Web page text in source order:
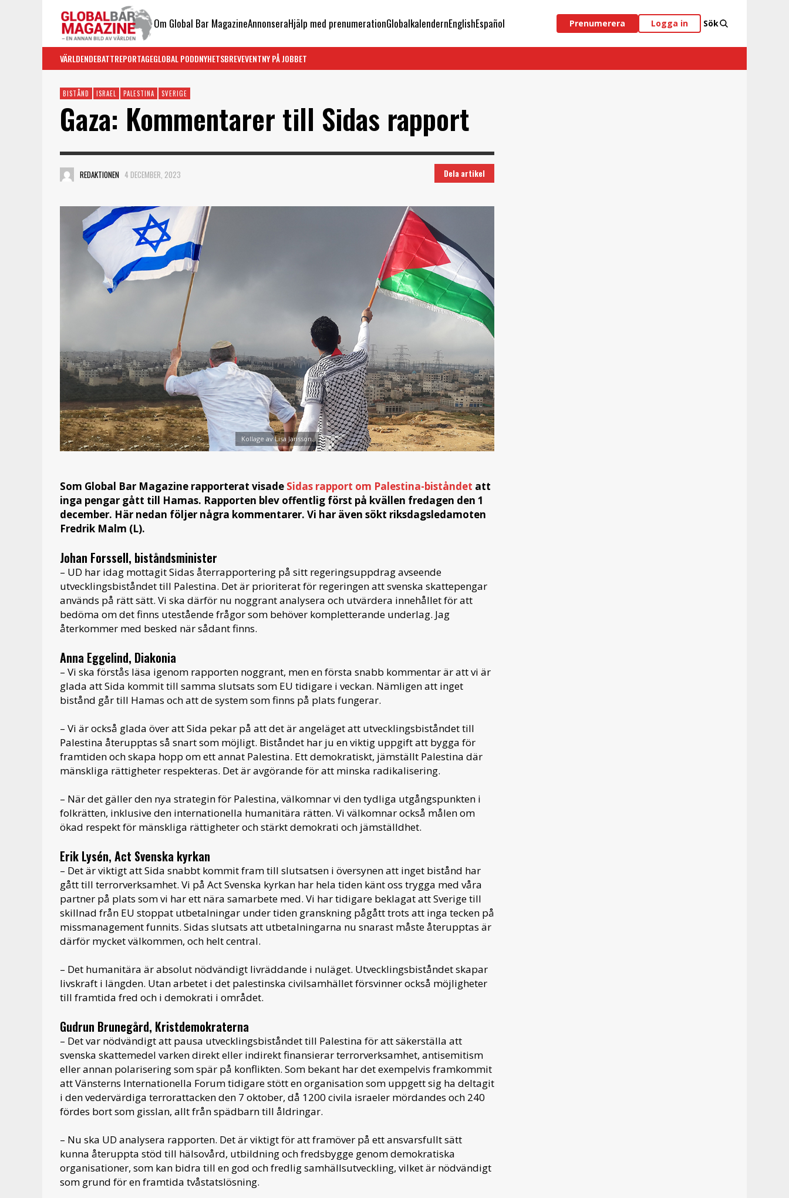
Om Global Bar MagazineAnnonseraHjälp med prenumerationGlobalkalendernEnglishEspañol Prenumerera Logga in Sök
VÄRLDENDEBATTREPORTAGEGLOBAL PODDNYHETSBREVEVENTNY PÅ JOBBET
BISTÅND ISRAEL PALESTINA SVERIGE
Gaza: Kommentarer till Sidas rapport
REDAKTIONEN 4 DECEMBER, 2023 Dela artikel
Kollage av Lisa Jansson.
Som Global Bar Magazine rapporterat visade Sidas rapport om Palestina-biståndet att
inga pengar gått till Hamas. Rapporten blev offentlig först på kvällen fredagen den 1
december. Här nedan följer några kommentarer. Vi har även sökt riksdagsledamoten
Fredrik Malm (L).
Johan Forssell, biståndsminister
– UD har idag mottagit Sidas återrapportering på sitt regeringsuppdrag avseende
utvecklingsbiståndet till Palestina. Det är prioriterat för regeringen att svenska skattepengar
används på rätt sätt. Vi ska därför nu noggrant analysera och utvärdera innehållet för att
bedöma om det finns utestående frågor som behöver kompletterande underlag. Jag
återkommer med besked när sådant finns.
Anna Eggelind, Diakonia
– Vi ska förstås läsa igenom rapporten noggrant, men en första snabb kommentar är att vi är
glada att Sida kommit till samma slutsats som EU tidigare i veckan. Nämligen att inget
bistånd går till Hamas och att de system som finns på plats fungerar.
– Vi är också glada över att Sida pekar på att det är angeläget att utvecklingsbiståndet till
Palestina återupptas så snart som möjligt. Biståndet har ju en viktig uppgift att bygga för
framtiden och skapa hopp om ett annat Palestina. Ett demokratiskt, jämställt Palestina där
mänskliga rättigheter respekteras. Det är avgörande för att minska radikalisering.
– När det gäller den nya strategin för Palestina, välkomnar vi den tydliga utgångspunkten i
folkrätten, inklusive den internationella humanitära rätten. Vi välkomnar också målen om
ökad respekt för mänskliga rättigheter och stärkt demokrati och jämställdhet.
Erik Lysén, Act Svenska kyrkan
­­– Det är viktigt att Sida snabbt kommit fram till slutsatsen i översynen att inget bistånd har
gått till terrorverksamhet. Vi på Act Svenska kyrkan har hela tiden känt oss trygga med våra
partner på plats som vi har ett nära samarbete med. Vi har tidigare beklagat att Sverige till
skillnad från EU stoppat utbetalningar under tiden granskning pågått trots att inga tecken på
missmanagement funnits. Sidas slutsats att utbetalningarna nu snarast måste återupptas är
därför mycket välkommen, och helt central.
– Det humanitära är absolut nödvändigt livräddande i nuläget. Utvecklingsbiståndet skapar
livskraft i längden. Utan arbetet i det palestinska civilsamhället försvinner också möjligheter
till framtida fred och i demokrati i området.
Gudrun Brunegård, Kristdemokraterna
– Det var nödvändigt att pausa utvecklingsbiståndet till Palestina för att säkerställa att
svenska skattemedel varken direkt eller indirekt finansierar terrorverksamhet, antisemitism
eller annan polarisering som spär på konflikten. Som bekant har det exempelvis framkommit
att Vänsterns Internationella Forum tidigare stött en organisation som uppgett sig ha deltagit
i den vedervärdiga terrorattacken den 7 oktober, då 1200 civila israeler mördandes och 240
fördes bort som gisslan, allt från spädbarn till åldringar.
– Nu ska UD analysera rapporten. Det är viktigt för att framöver på ett ansvarsfullt sätt
kunna återuppta stöd till hälsovård, utbildning och fredsbygge genom demokratiska
organisationer, som kan bidra till en god och fredlig samhällsutveckling, vilket är nödvändigt
som grund för en framtida tvåstatslösning.